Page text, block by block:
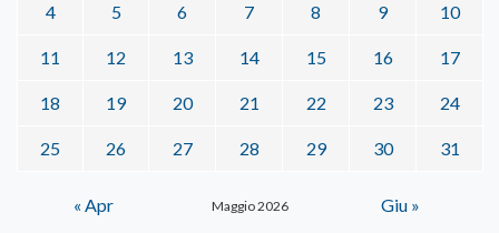
Maggio 2026
4 5 6 7 8 9 10
11 12 13 14 15 16 17
18 19 20 21 22 23 24
25 26 27 28 29 30 31
« Apr Giu »